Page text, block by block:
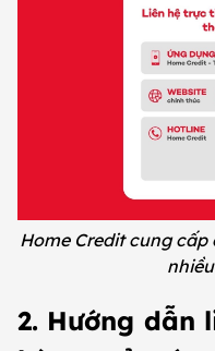
Home Credit cung
2. Hướng dẫn